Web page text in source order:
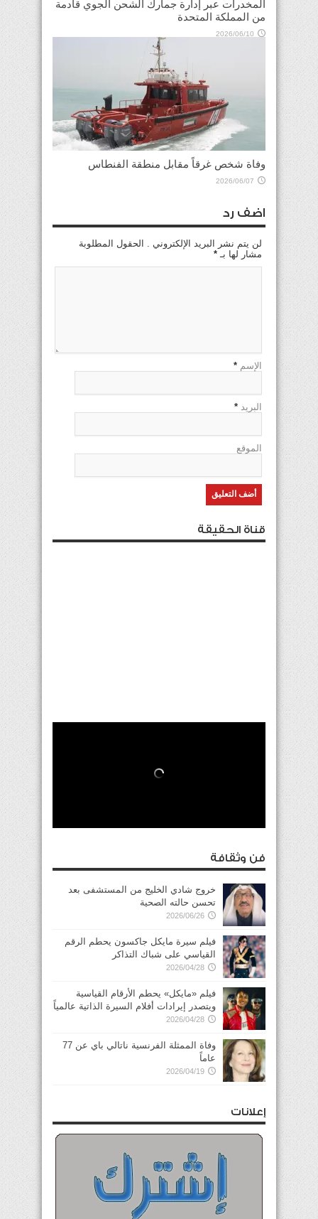
المخدرات عبر إدارة جمارك الشحن الجوي قادمة
من المملكة المتحدة
2026/06/10
وفاة شخص غرقاً مقابل منطقة الفنطاس
2026/06/07
اضف رد
لن يتم نشر البريد الإلكتروني . الحقول المطلوبة
مشار لها بـ *
الإسم *
البريد *
الموقع
قناة الحقيقة
فن وثقافة
خروج شادي الخليج من المستشفى بعد
تحسن حالته الصحية
2026/06/26
فيلم سيرة مايكل جاكسون يحطم الرقم
القياسي على شباك التذاكر
2026/04/28
فيلم «مايكل» يحطم الأرقام القياسية
ويتصدر إيرادات أفلام السيرة الذاتية عالمياً
2026/04/28
وفاة الممثلة الفرنسية ناتالي باي عن 77
عاماً
2026/04/19
إعلانات